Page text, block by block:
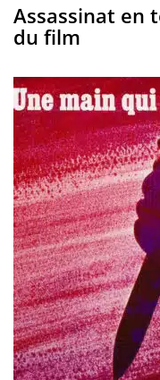
Assassinat en
du film